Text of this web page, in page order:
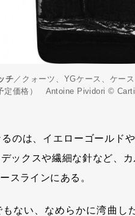
チ／クォーツ、YGケース、ケー
定価格） Antoine Pividori ©
のは、イエローゴールド
ックスや繊細な針など、
スラインにある。
ない、なめらかに湾曲し